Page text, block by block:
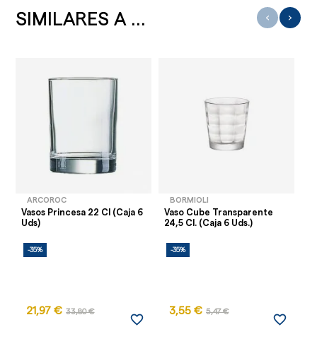
SIMILARES A ...
ARCOROC
Vasos Princesa 22 Cl (Caja 6
Uds)
-35%
21,97 € 33,80 €
favorite_border
BORMIOLI
Vaso Cube Transparente
24,5 Cl. (Caja 6 Uds.)
-35%
3,55 € 5,47 €
favorite_border
‹ ›